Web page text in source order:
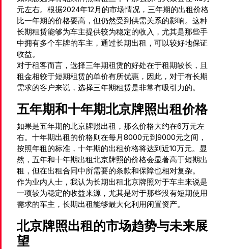
元左右。根据2024年12月的市场情况，三年期的出租价格
比一年期的价格要高，但仍然受到供需关系的影响。这种
长期租赁能够为车主提供较为稳定的收入，尤其是那些手
中拥有多个车牌的车主，通过长期出租，可以较好地保证
收益。
对于租客而言，选择三年期租赁的好处在于租期较长，且
租金相较于短期租赁的单价有所优惠，因此，对于有长期
需求的客户来说，选择三年期租赁是非常有吸引力的。
五年期和十年期北京牌照出租价格
如果是五年期的北京牌照出租，那么价格大约在6万元左
右。十年期出租的价格则在每月8000元到9000元之间，
按照年租的标准，十年期的出租价格将达到近10万元。显
然，五年和十年期出租北京牌照的价格会显著高于短期出
租，但在出租合同中所需要的条款和保障也相对复杂。
作为业内人士，我认为长期出租北京牌照对于车主来说是
一项较为稳定的收益来源，尤其是对于那些没有短期使用
需求的车主，长期出租能够最大化利用闲置资产。
北京牌照出租的市场趋势与未来展
望